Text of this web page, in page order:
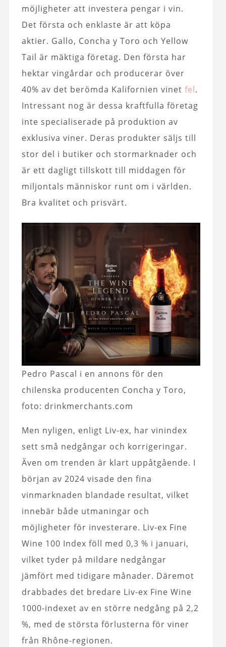
möjligheter att investera pengar i vin.
Det första och enklaste är att köpa
aktier. Gallo, Concha y Toro och Yellow
Tail är mäktiga företag. Den första har
hektar vingårdar och producerar över
40% av det berömda Kalifornien vinet fel.
Intressant nog är dessa kraftfulla företag
inte specialiserade på produktion av
exklusiva viner. Deras produkter säljs till
stor del i butiker och stormarknader och
är ett dagligt tillskott till middagen för
miljontals människor runt om i världen.
Bra kvalitet och prisvärt.
Pedro Pascal i en annons för den
chilenska producenten Concha y Toro,
foto: drinkmerchants.com
Men nyligen, enligt Liv-ex, har vinindex
sett små nedgångar och korrigeringar.
Även om trenden är klart uppåtgående. I
början av 2024 visade den fina
vinmarknaden blandade resultat, vilket
innebär både utmaningar och
möjligheter för investerare. Liv-ex Fine
Wine 100 Index föll med 0,3 % i januari,
vilket tyder på mildare nedgångar
jämfört med tidigare månader. Däremot
drabbades det bredare Liv-ex Fine Wine
1000-indexet av en större nedgång på 2,2
%, med de största förlusterna för viner
från Rhône-regionen.